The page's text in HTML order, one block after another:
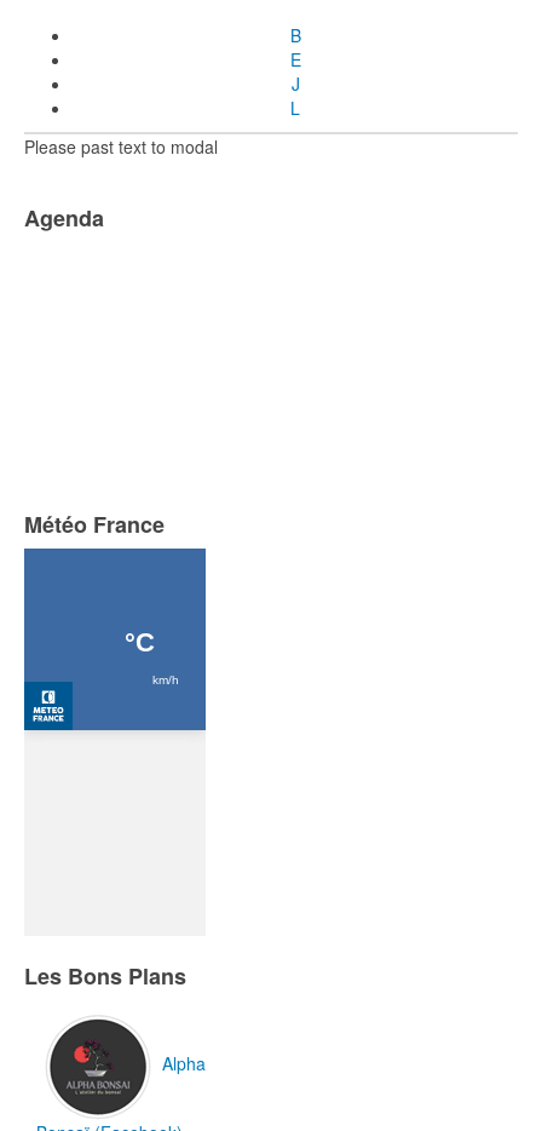
B
E
J
L
Please past text to modal
Agenda
Météo France
Les Bons Plans
Alpha